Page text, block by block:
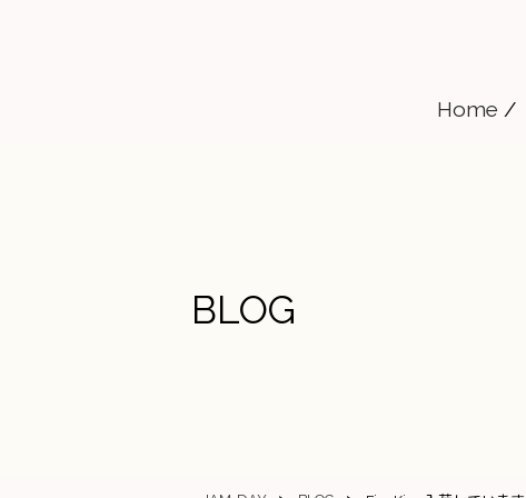
Home
BLOG